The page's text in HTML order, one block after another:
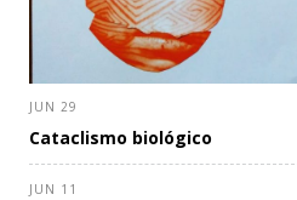
JUN 29
Cataclismo biológico
JUN 11